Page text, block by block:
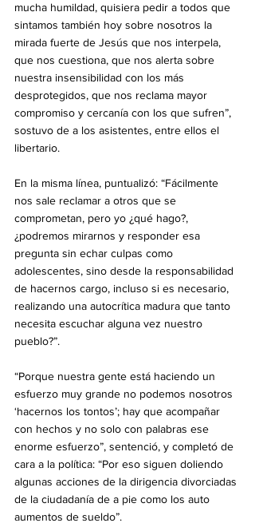
mucha humildad, quisiera pedir a todos que
sintamos también hoy sobre nosotros la
mirada fuerte de Jesús que nos interpela,
que nos cuestiona, que nos alerta sobre
nuestra insensibilidad con los más
desprotegidos, que nos reclama mayor
compromiso y cercanía con los que sufren”,
sostuvo de a los asistentes, entre ellos el
libertario.
En la misma línea, puntualizó: “Fácilmente
nos sale reclamar a otros que se
comprometan, pero yo ¿qué hago?,
¿podremos mirarnos y responder esa
pregunta sin echar culpas como
adolescentes, sino desde la responsabilidad
de hacernos cargo, incluso si es necesario,
realizando una autocrítica madura que tanto
necesita escuchar alguna vez nuestro
pueblo?”.
“Porque nuestra gente está haciendo un
esfuerzo muy grande no podemos nosotros
‘hacernos los tontos’; hay que acompañar
con hechos y no solo con palabras ese
enorme esfuerzo”, sentenció, y completó de
cara a la política: “Por eso siguen doliendo
algunas acciones de la dirigencia divorciadas
de la ciudadanía de a pie como los auto
aumentos de sueldo”.